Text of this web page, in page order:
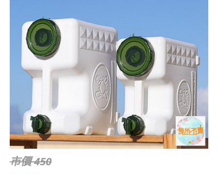
市價 450